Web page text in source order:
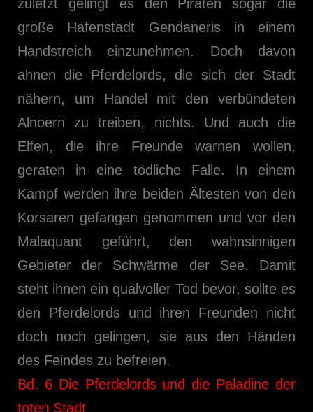
zuletzt gelingt es den Piraten sogar die
große Hafenstadt Gendaneris in einem
Handstreich einzunehmen. Doch davon
ahnen die Pferdelords, die sich der Stadt
nähern, um Handel mit den verbündeten
Alnoern zu treiben, nichts. Und auch die
Elfen, die ihre Freunde warnen wollen,
geraten in eine tödliche Falle. In einem
Kampf werden ihre beiden Ältesten von den
Korsaren gefangen genommen und vor den
Malaquant geführt, den wahnsinnigen
Gebieter der Schwärme der See. Damit
steht ihnen ein qualvoller Tod bevor, sollte es
den Pferdelords und ihren Freunden nicht
doch noch gelingen, sie aus den Händen
des Feindes zu befreien.
Bd. 6 Die Pferdelords und die Paladine der
toten Stadt